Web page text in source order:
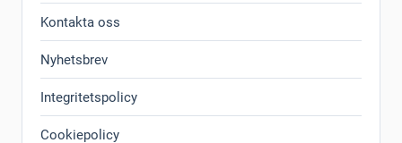
Kontakta oss
Nyhetsbrev
Integritetspolicy
Cookiepolicy